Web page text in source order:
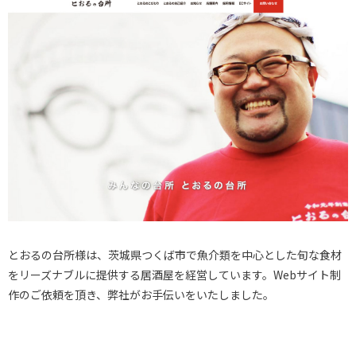
とおるの台所様は、茨城県つくば市で魚介類を中心とした旬な食材
をリーズナブルに提供する居酒屋を経営しています。Webサイト制
作のご依頼を頂き、弊社がお手伝いをいたしました。